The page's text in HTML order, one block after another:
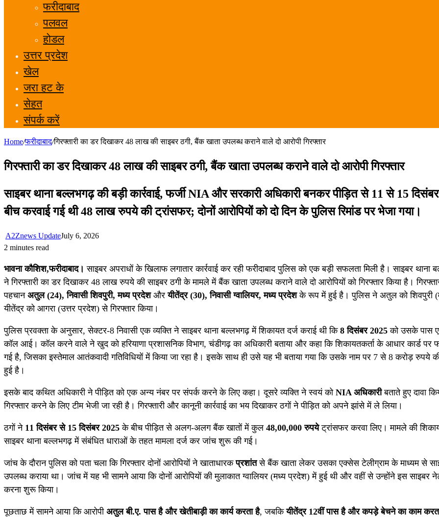
फरीदाबाद
पलवल
होडल
उत्तर प्रदेश
खेल
जरा हट के
सेहत
संपर्क करें
Home/फरीदाबाद/गिरफ्तारी का डर दिखाकर 48 लाख की साइबर ठगी, बैंक खाता उपलब्ध कराने वाले दो आरोपी गिरफ्तार
गिरफ्तारी का डर दिखाकर 48 लाख की साइबर ठगी, बैंक खाता उपलब्ध कराने वाले दो आरोपी गिरफ्तार
साइबर थाना बल्लभगढ़ की बड़ी कार्रवाई, फर्जी NIA और सरकारी अधिकारी बनकर पीड़ित से 11 से 15
बीच करवाई गई थी 48 लाख रुपये की ट्रांसफर; दोनों आरोपियों को दो दिन के पुलिस रिमांड पर भेजा गया।
A2Znews UpdateJuly 6, 2026
2 minutes read
भावना कौशिश,फरीदाबाद। साइबर अपराधों के खिलाफ लगातार कार्रवाई कर रही फरीदाबाद पुलिस को एक बड़ी सफलता मिली है। साइबर थाना
ने गिरफ्तारी का डर दिखाकर 48 लाख रुपये की साइबर ठगी के मामले में बैंक खाता उपलब्ध कराने वाले दो आरोपियों को गिरफ्तार किया है।
पहचान अतुल (24), निवासी शिवपुरी, मध्य प्रदेशऔरयीतेंद्र (30), निवासी ग्वालियर, मध्य प्रदेशके रूप में हुई है। पुलिस ने अतुल को शिवपुरी
यीतेंद्र को आगरा (उत्तर प्रदेश) से गिरफ्तार किया।
पुलिस प्रवक्ता के अनुसार, सेक्टर-8 निवासी एक व्यक्ति ने साइबर थाना बल्लभगढ़ में शिकायत दर्ज कराई थी कि 8 दिसंबर 2025 को उसके पास
कॉल आई। कॉल करने वाले ने खुद को हरियाणा प्रशासनिक विभाग, चंडीगढ़ का अधिकारी बताया और कहा कि शिकायतकर्ता के आधार कार्ड पर
गई है, जिसका इस्तेमाल आतंकवादी गतिविधियों में किया जा रहा है। इसके साथ ही उसे यह भी बताया गया कि उसके नाम पर 7 से 8 करोड़ रुपये की
हुई है।
इसके बाद कथित अधिकारी ने पीड़ित को एक अन्य नंबर पर संपर्क करने के लिए कहा। दूसरे व्यक्ति ने स्वयं को NIA अधिकारीबताते हुए दावा
गिरफ्तार करने के लिए टीम भेजी जा रही है। गिरफ्तारी और कानूनी कार्रवाई का भय दिखाकर ठगों ने पीड़ित को अपने झांसे में ले लिया।
ठगों ने 11 दिसंबर से 15 दिसंबर 2025 के बीच पीड़ित से अलग-अलग बैंक खातों में कुल 48,00,000 रुपयेट्रांसफर करवा लिए। मामले की
साइबर थाना बल्लभगढ़ में संबंधित धाराओं के तहत मामला दर्ज कर जांच शुरू की गई।
जांच के दौरान पुलिस को पता चला कि गिरफ्तार दोनों आरोपियों ने खाताधारकप्रशांतसे बैंक खाता लेकर उसका एक्सेस टेलीग्राम के माध्यम से
उपलब्ध कराया था। जांच में यह भी सामने आया कि दोनों आरोपियों की मुलाकात ग्वालियर (मध्य प्रदेश) में हुई थी और वहीं से उन्होंने इस साइबर
करना शुरू किया।
पूछताछ में सामने आया कि आरोपी अतुल बी.ए. पास है और खेतीबाड़ी का कार्य करता है, जबकियीतेंद्र 12वीं पास है और कपड़े बेचने का काम